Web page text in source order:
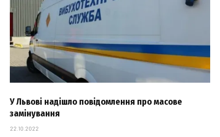
У Львові надішло повідомлення про масове
замінування
22.10.2022